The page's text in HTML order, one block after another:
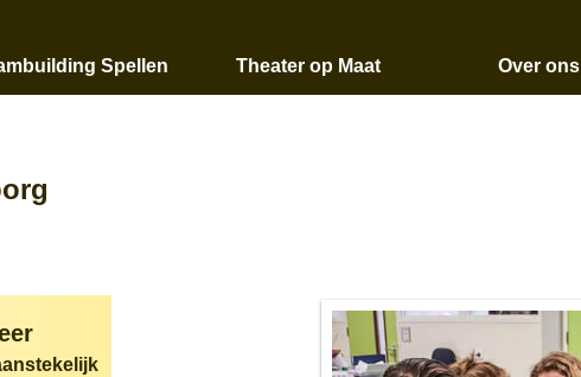
Spellen Theater op Maat Over ons